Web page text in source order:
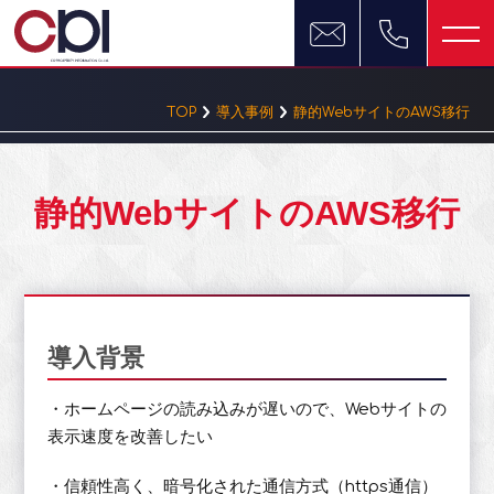
TOP 導入事例 静的WebサイトのAWS移行
静的WebサイトのAWS移行
導入背景
・ホームページの読み込みが遅いので、Webサイトの
表示速度を改善したい
・信頼性高く、暗号化された通信方式（https通信）